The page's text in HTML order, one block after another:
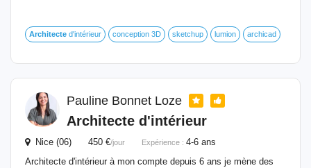
Architecte d'intérieur conception 3D sketchup lumion archicad
Pauline Bonnet Loze
Architecte d'intérieur
Nice (06) 450 €/jour Expérience : 4-6 ans
Architecte d'intérieur à mon compte depuis 6 ans je mène des